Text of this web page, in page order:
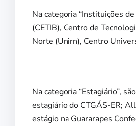
Na categoria “Instituições
(CETIB), Centro de
Norte (Unirn), Centro
Na categoria “Estagiário”,
estagiário do CTGÁS-ER;
estágio na Guararapes